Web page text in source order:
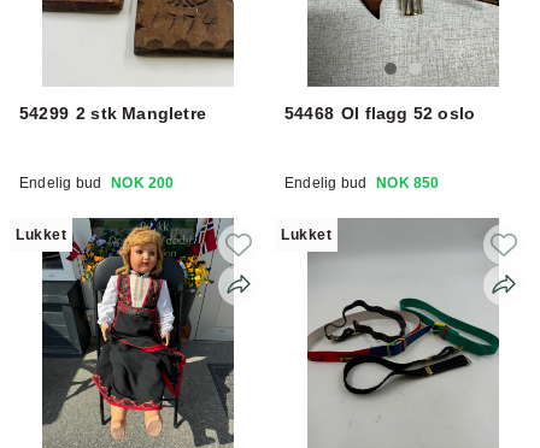
54299 2 stk Mangletre
Endelig bud NOK 200
54468 Ol flagg 52 oslo
Endelig bud NOK 850
Lukket Lukket